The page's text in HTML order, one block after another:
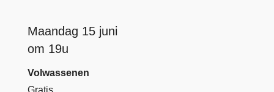
Maandag 15 juni
om 19u
Volwassenen
Gratis